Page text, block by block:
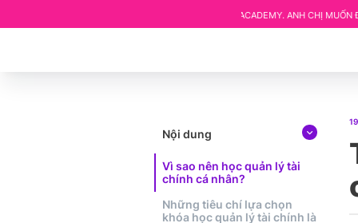
THỐNG KHÓA HỌC CỦA KHÁNH HÙNG ACADEMY. ANH CHỊ MUỐN ĐƯỢC
Nội dung
Vì sao nên học quản lý tài
chính cá nhân?
Những tiêu chí lựa chọn
khóa học quản lý tài chính là